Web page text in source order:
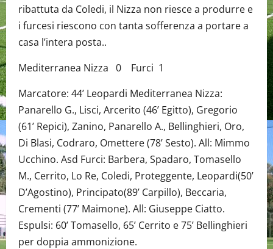
ribattuta da Coledi, il Nizza non riesce a produrre e
i furcesi riescono con tanta sofferenza a portare a
casa l’intera posta..
Mediterranea Nizza 0 Furci 1
Marcatore: 44’ Leopardi Mediterranea Nizza:
Panarello G., Lisci, Arcerito (46’ Egitto), Gregorio
(61’ Repici), Zanino, Panarello A., Bellinghieri, Oro,
Di Blasi, Codraro, Omettere (78’ Sesto). All: Mimmo
Ucchino. Asd Furci: Barbera, Spadaro, Tomasello
M., Cerrito, Lo Re, Coledi, Proteggente, Leopardi(50’
D’Agostino), Principato(89’ Carpillo), Beccaria,
Crementi (77’ Maimone). All: Giuseppe Ciatto.
Espulsi: 60’ Tomasello, 65’ Cerrito e 75’ Bellinghieri
per doppia ammonizione.